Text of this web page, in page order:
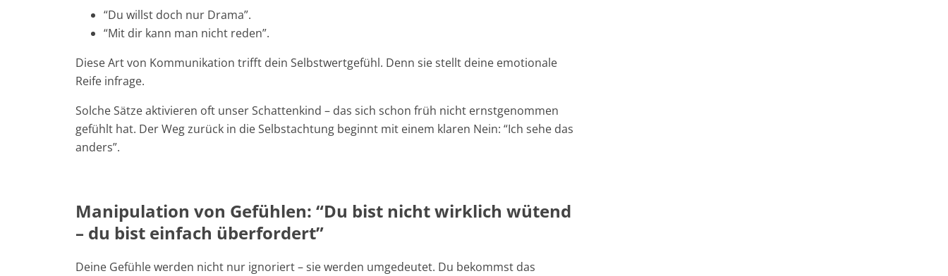
“Du willst doch nur Drama”.
“Mit dir kann man nicht reden”.
Diese Art von Kommunikation trifft dein Selbstwertgefühl. Denn sie stellt deine emotionale
Reife infrage.
Solche Sätze aktivieren oft unser Schattenkind – das sich schon früh nicht ernstgenommen
gefühlt hat. Der Weg zurück in die Selbstachtung beginnt mit einem klaren Nein: “Ich sehe das
anders”.
Manipulation von Gefühlen: “Du bist nicht wirklich wütend
– du bist einfach überfordert”
Deine Gefühle werden nicht nur ignoriert – sie werden umgedeutet. Du bekommst das